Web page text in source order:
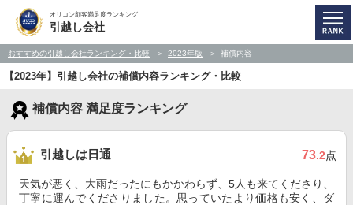
オリコン顧客満足度ランキング
引越し会社
おすすめの引越し会社ランキング・比較 2023年版 補償内容
【2023年】引越し会社の補償内容ランキング・比較
補償内容 満足度ランキング
引越しは日通 73.2点
天気が悪く、大雨だったにもかかわらず、5人も来てくださり、
丁寧に運んでくださりました。思っていたより価格も安く、ダ